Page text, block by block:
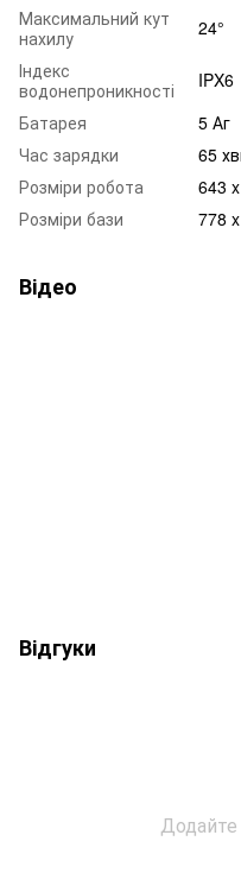
Максимальний кут
нахилу
24°
Індекс
водонепроникності
IPX6
Батарея
5 Аг
Час зарядки
65
Розміри робота
643
Розміри бази
778
Відео
Відгуки